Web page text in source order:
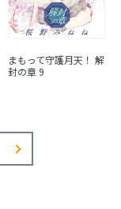
まもって守護月天！ 解
封の章 9